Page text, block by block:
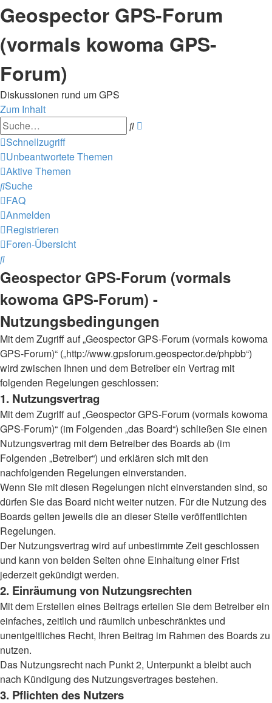
Geospector GPS-Forum
(vormals kowoma GPS-
Forum)
Diskussionen rund um GPS
Zum Inhalt
Suche
Schnellzugriff
Unbeantwortete Themen
Aktive Themen
Suche
FAQ
Anmelden
Registrieren
Foren-Übersicht
Suche
Geospector GPS-Forum (vormals
kowoma GPS-Forum) -
Nutzungsbedingungen
Mit dem Zugriff auf „Geospector GPS-Forum (vormals kowoma
GPS-Forum)“ („http://www.gpsforum.geospector.de/phpbb“)
wird zwischen Ihnen und dem Betreiber ein Vertrag mit
folgenden Regelungen geschlossen:
1. Nutzungsvertrag
Mit dem Zugriff auf „Geospector GPS-Forum (vormals kowoma
GPS-Forum)“ (im Folgenden „das Board“) schließen Sie einen
Nutzungsvertrag mit dem Betreiber des Boards ab (im
Folgenden „Betreiber“) und erklären sich mit den
nachfolgenden Regelungen einverstanden.
Wenn Sie mit diesen Regelungen nicht einverstanden sind, so
dürfen Sie das Board nicht weiter nutzen. Für die Nutzung des
Boards gelten jeweils die an dieser Stelle veröffentlichten
Regelungen.
Der Nutzungsvertrag wird auf unbestimmte Zeit geschlossen
und kann von beiden Seiten ohne Einhaltung einer Frist
jederzeit gekündigt werden.
2. Einräumung von Nutzungsrechten
Mit dem Erstellen eines Beitrags erteilen Sie dem Betreiber ein
einfaches, zeitlich und räumlich unbeschränktes und
unentgeltliches Recht, Ihren Beitrag im Rahmen des Boards zu
nutzen.
Das Nutzungsrecht nach Punkt 2, Unterpunkt a bleibt auch
nach Kündigung des Nutzungsvertrages bestehen.
3. Pflichten des Nutzers